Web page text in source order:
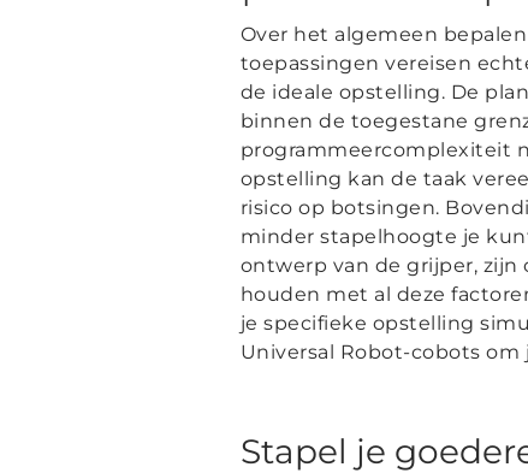
Over het algemeen
toepassingen vereisen
de ideale opstelling. De
binnen de toegestane
programmeercomplexiteit
opstelling kan de taak
risico op botsingen.
minder stapelhoogte je
ontwerp van de grijper,
houden met al deze
je specifieke opstelling
Universal Robot-cobots om
Stapel je